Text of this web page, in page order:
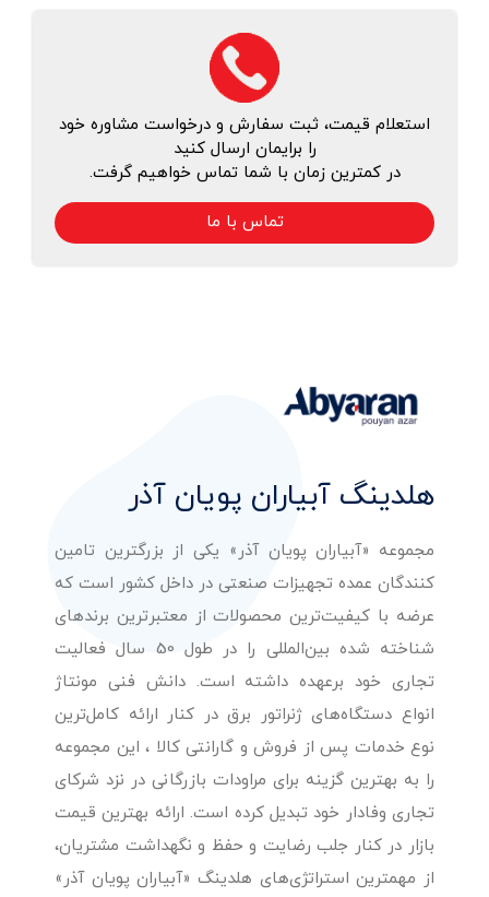
استعلام قیمت، ثبت سفارش و درخواست مشاوره خود
را برایمان ارسال کنید
در کمترین زمان با شما تماس خواهیم گرفت.
تماس با ما
هلدینگ آبیاران پویان آذر
مجموعه «آبیاران پویان آذر» یکی از بزرگترین تامین
کنندگان عمده تجهیزات صنعتی در داخل کشور است که
عرضه با کیفیت‌ترین محصولات از معتبرترین برندهای
شناخته شده بین‌المللی را در طول 50 سال فعالیت
تجاری خود برعهده داشته است. دانش فنی مونتاژ
انواع دستگاه‌های ژنراتور برق در کنار ارائه کامل‌ترین
نوع خدمات پس از فروش و گارانتی کالا ، این مجموعه
را به بهترین گزینه برای مراودات بازرگانی در نزد شرکای
تجاری وفادار خود تبدیل کرده است. ارائه بهترین قیمت
بازار در کنار جلب رضایت و حفظ و نگهداشت مشتریان،
از مهمترین استراتژی‌های هلدینگ «آبیاران پویان آذر»